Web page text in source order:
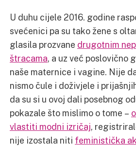
U duhu cijele 2016. godine
svećenici pa su tako žene s
glasila prozvane drugotnim
štracama, a uz već poslovično
naše maternice i vagine. Nije
nismo čule i doživjele i
da su si u ovoj dali posebnog
pokazale što mislimo o tome –
vlastiti modni izričaj,
nije izostala niti feministička